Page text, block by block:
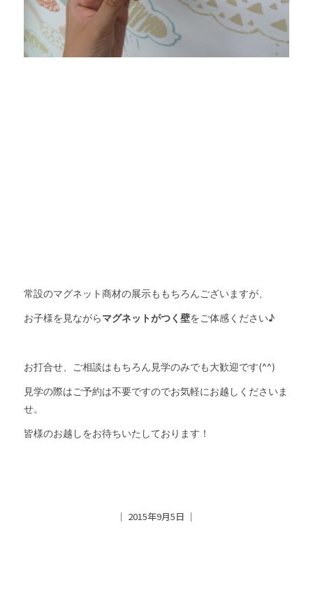
常設のマグネット商材の展示ももちろんございますが、
お子様を見ながらマグネットがつく壁をご体感ください♪
お打合せ、ご相談はもちろん見学のみでも大歓迎です(^^)
見学の際はご予約は不要ですのでお気軽にお越しくださいま
せ。
皆様のお越しをお待ちいたしております！
│ 2015年9月5日 │